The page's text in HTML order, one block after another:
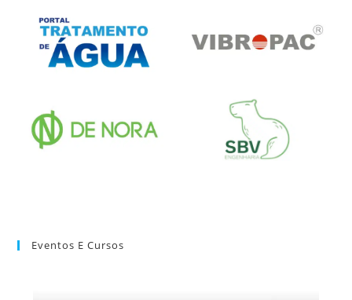
Eventos E Cursos